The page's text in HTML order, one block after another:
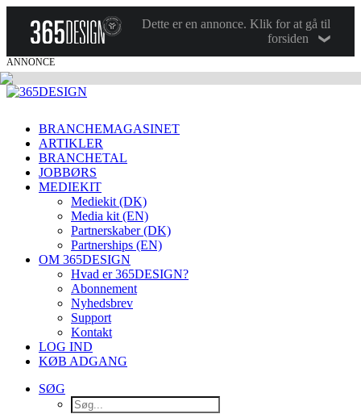
Dette er en annonce. Klik for at gå til
forsiden
ANNONCE
BRANCHEMAGASINET
ARTIKLER
BRANCHETAL
JOBBØRS
MEDIEKIT
Mediekit (DK)
Media kit (EN)
Partnerskaber (DK)
Partnerships (EN)
OM 365DESIGN
Hvad er 365DESIGN?
Abonnement
Nyhedsbrev
Support
Kontakt
LOG IND
KØB ADGANG
SØG